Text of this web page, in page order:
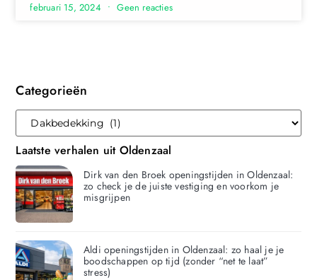
februari 15, 2024 Geen reacties
Categorieën
Laatste verhalen uit Oldenzaal
Dirk van den Broek openingstijden in Oldenzaal:
zo check je de juiste vestiging en voorkom je
misgrijpen
Aldi openingstijden in Oldenzaal: zo haal je je
boodschappen op tijd (zonder “net te laat”
stress)